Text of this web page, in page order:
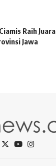
Raih Juara
Jawa